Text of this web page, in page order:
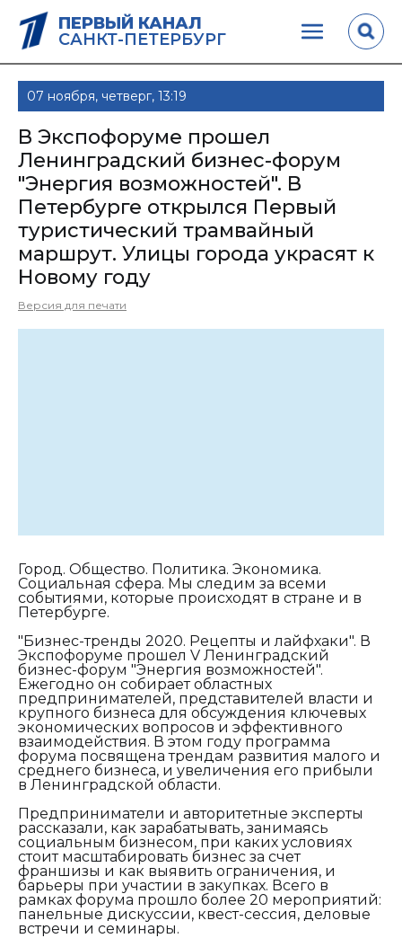
ПЕРВЫЙ КАНАЛ
САНКТ-ПЕТЕРБУРГ
07 ноября, четверг, 13:19
В Экспофоруме прошел
Ленинградский бизнес-форум
"Энергия возможностей". В
Петербурге открылся Первый
туристический трамвайный
маршрут. Улицы города украсят к
Новому году
Версия для печати
Город. Общество. Политика. Экономика.
Социальная сфера. Мы следим за всеми
событиями, которые происходят в стране и в
Петербурге.
"Бизнес-тренды 2020. Рецепты и лайфхаки". В
Экспофоруме прошел V Ленинградский
бизнес-форум "Энергия возможностей".
Ежегодно он собирает областных
предпринимателей, представителей власти и
крупного бизнеса для обсуждения ключевых
экономических вопросов и эффективного
взаимодействия. В этом году программа
форума посвящена трендам развития малого и
среднего бизнеса, и увеличения его прибыли
в Ленинградской области.
Предприниматели и авторитетные эксперты
рассказали, как зарабатывать, занимаясь
социальным бизнесом, при каких условиях
стоит масштабировать бизнес за счет
франшизы и как выявить ограничения, и
барьеры при участии в закупках. Всего в
рамках форума прошло более 20 мероприятий:
панельные дискуссии, квест-сессия, деловые
встречи и семинары.